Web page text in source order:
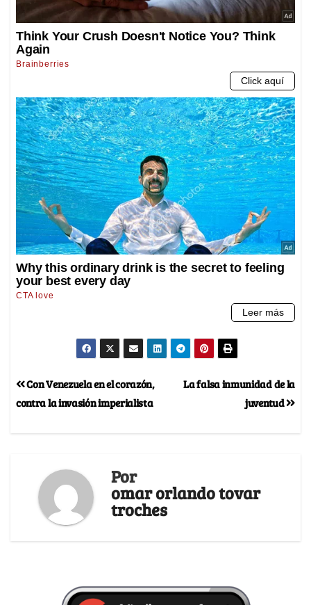
La falsa inmunidad de la
juventud
Con Venezuela en el corazón,
contra la invasión imperialista
Por
omar orlando tovar
troches